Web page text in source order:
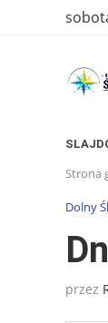
Strona
Dolny
przez